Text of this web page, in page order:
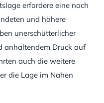
erfordere eine noch
und höhere
unerschütterlicher
anhaltendem Druck auf
auch die weitere
die Lage im Nahen